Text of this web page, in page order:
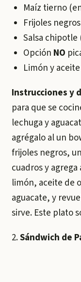
Maíz tierno
Frijoles
Salsa
Opción NO
Limón y
Instrucciones y
para que se
lechuga y
agrégalo al un
frijoles negros,
cuadros y
limón, aceite de
aguacate, y
sirve. Este plato
2.Sándwich de